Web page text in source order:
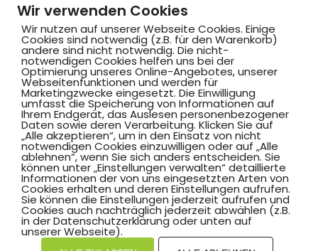
Hammer SportClub 2008
Am Südbad 9,
59069 Hamm
©2025 Hammer SportClub 2008 e.V.
Wir verwenden Cookies
Wir nutzen auf unserer Webseite Cookies. Einige
Cookies sind notwendig (z.B. für den Warenkorb)
andere sind nicht notwendig. Die nicht-
notwendigen Cookies helfen uns bei der
Optimierung unseres Online-Angebotes, unserer
Webseitenfunktionen und werden für
Marketingzwecke eingesetzt. Die Einwilligung
umfasst die Speicherung von Informationen auf
Ihrem Endgerät, das Auslesen personenbezogener
Daten sowie deren Verarbeitung. Klicken Sie auf
„Alle akzeptieren“, um in den Einsatz von nicht
notwendigen Cookies einzuwilligen oder auf „Alle
ablehnen“, wenn Sie sich anders entscheiden. Sie
können unter „Einstellungen verwalten“ detaillierte
Informationen der von uns eingesetzten Arten von
Cookies erhalten und deren Einstellungen aufrufen.
Sie können die Einstellungen jederzeit aufrufen und
Cookies auch nachträglich jederzeit abwählen (z.B.
in der Datenschutzerklärung oder unten auf
unserer Webseite).